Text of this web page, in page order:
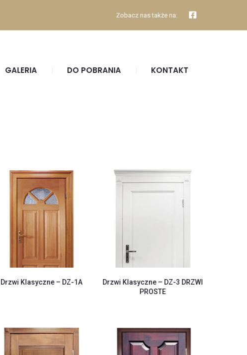
Zobacz nas także na:
GALERIA DO POBRANIA KONTAKT
Drzwi Klasyczne – DZ-1A
Drzwi Klasyczne – DZ-3 DRZWI
PROSTE